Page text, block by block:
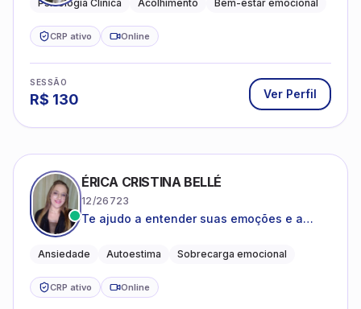
Psicologia Clínica Acolhimento Bem-estar emocional
CRP ativo Online
SESSÃO
R$ 130 Ver Perfil
ÉRICA CRISTINA BELLÉ
12/26723
Te ajudo a entender suas emoções e a
que você está vivendo
Ansiedade Autoestima Sobrecarga emocional
CRP ativo Online